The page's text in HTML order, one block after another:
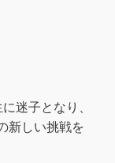
迷子となり、
新しい挑戦を